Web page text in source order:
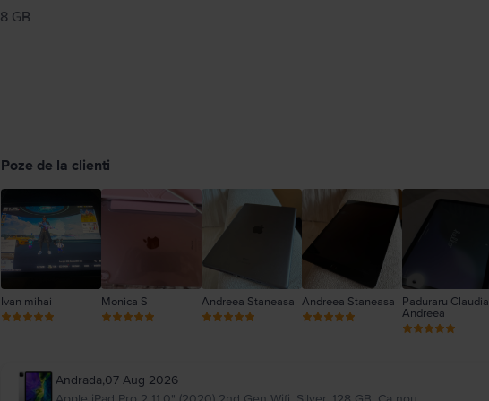
8 GB
Poze de la clienti
Ivan mihai Monica S Andreea Staneasa Andreea Staneasa
Paduraru Claudia
Andreea
Andrada,07 Aug 2026